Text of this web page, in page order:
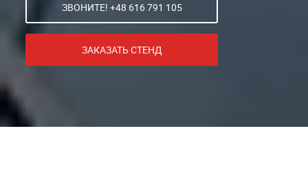
ЗВОНИТЕ! +48 616 791 105
ЗАКАЗАТЬ СТЕНД